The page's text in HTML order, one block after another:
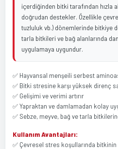
içerdiğinden bitki tarafından hızla
doğrudan destekler. Özellikle
tuzluluk vb.) dönemlerinde bitkiye
tarla bitkileri ve bağ alanlarında
uygulamaya uygundur.
✅ Hayvansal menşeili serbest
✅ Bitki stresine karşı yüksek direnç
✅ Gelişimi ve verimi artırır
✅ Yapraktan ve damlamadan kolay
✅ Sebze, meyve, bağ ve tarla
Kullanım Avantajları:
✅ Çevresel stres koşullarında bitkinin